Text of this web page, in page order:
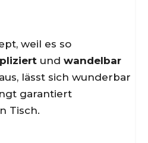
weil es so
undwandelbar
lässt sich wunderbar
garantiert
Tisch.